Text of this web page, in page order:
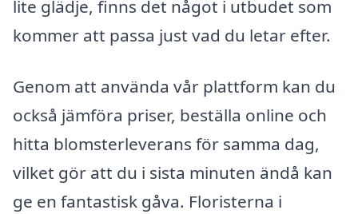
lite glädje, finns det något i utbudet som
kommer att passa just vad du letar efter.
Genom att använda vår plattform kan du
också jämföra priser, beställa online och
hitta blomsterleverans för samma dag,
vilket gör att du i sista minuten ändå kan
ge en fantastisk gåva. Floristerna i